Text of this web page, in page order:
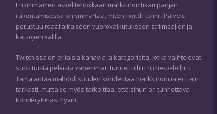
Ensimmäinen askel tehokkaan markkinointikampanjan
rakentamisessa on ymmärtää, miten Twitch toimii. Palvelu
perustuu reaaliaikaiseen vuorovaikutukseen striimaajien ja
katsojien välillä.
Twitchissä on erilaisia kanavia ja kategorioita, jotka vaihtelevat
suosituista peleistä vähemmän tunnettuihin niche-peleihin.
Tämä antaa mahdollisuuden kohdentaa markkinointia erittäin
tarkasti, mutta se myös tarkoittaa, että sinun on tunnettava
kohderyhmäsi hyvin.